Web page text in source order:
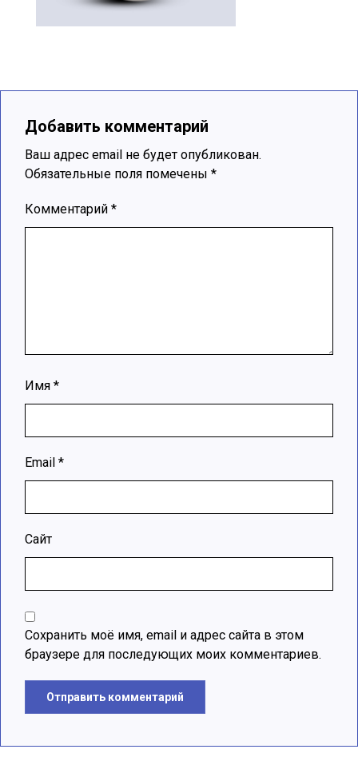
Добавить комментарий
Ваш адрес email не будет опубликован.
Обязательные поля помечены *
Комментарий *
Имя *
Email *
Сайт
Сохранить моё имя, email и адрес сайта в этом
браузере для последующих моих комментариев.
Отправить комментарий
l